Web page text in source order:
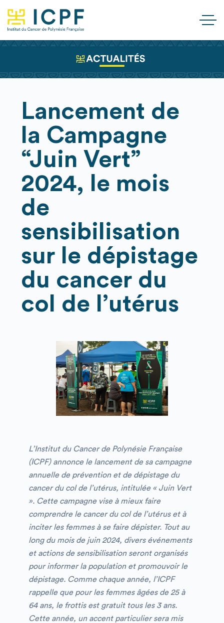
Lancement de
la Campagne
“Juin Vert”
2024, le mois
de
sensibilisation
sur le dépistage
du cancer du
col de l’utérus
L’Institut du Cancer de Polynésie Française
(ICPF) annonce le lancement de sa campagne
annuelle de prévention et de dépistage du
cancer du col de l’utérus, intitulée « Juin Vert
». Cette campagne vise à mieux faire
comprendre le cancer du col de l’utérus et à
inciter les femmes à se faire dépister. Tout au
long du mois de juin 2024, divers événements
et actions de sensibilisation seront organisés
pour informer la population et promouvoir le
dépistage. Comme chaque année, l’ICPF
rappelle que pour les femmes âgées de 25 à
64 ans, le frottis est gratuit tous les 3 ans.
Cette année, un accent particulier sera mis